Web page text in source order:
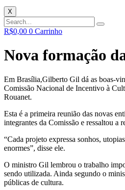
X
R$0,00 0 Carrinho
Nova formação
Em Brasília,Gilberto Gil dá as boas-
Comissão Nacional de Incentivo à
Rouanet.
Esta é a primeira reunião das novas
integrantes da Comissão e ressaltou a
“Cada projeto expressa sonhos,
enormes”, disse ele.
O ministro Gil lembrou o trabalho
sendo utilizada. Ainda segundo o
públicas de cultura.